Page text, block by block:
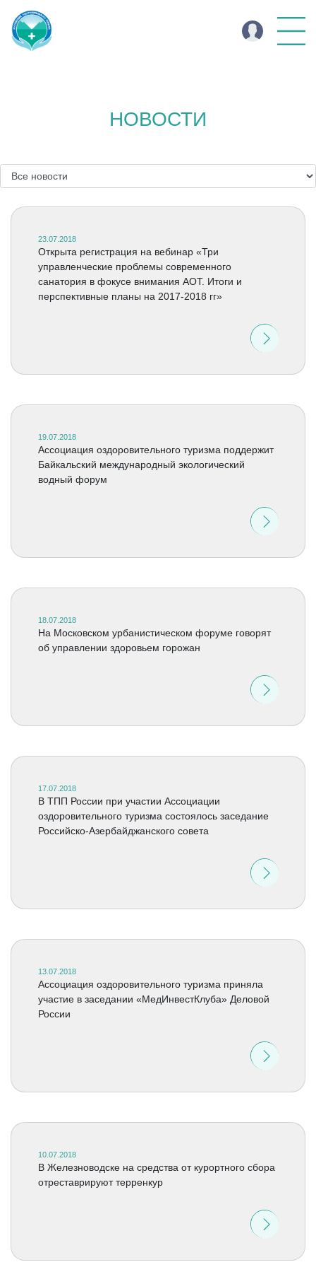
НОВОСТИ
23.07.2018
Открыта регистрация на вебинар «Три
управленческие проблемы современного
санатория в фокусе внимания АОТ. Итоги и
перспективные планы на 2017-2018 гг»
19.07.2018
Ассоциация оздоровительного туризма поддержит
Байкальский международный экологический
водный форум
18.07.2018
На Московском урбанистическом форуме говорят
об управлении здоровьем горожан
17.07.2018
В ТПП России при участии Ассоциации
оздоровительного туризма состоялось заседание
Российско-Азербайджанского совета
13.07.2018
Ассоциация оздоровительного туризма приняла
участие в заседании «МедИнвестКлуба» Деловой
России
10.07.2018
В Железноводске на средства от курортного сбора
отреставрируют терренкур